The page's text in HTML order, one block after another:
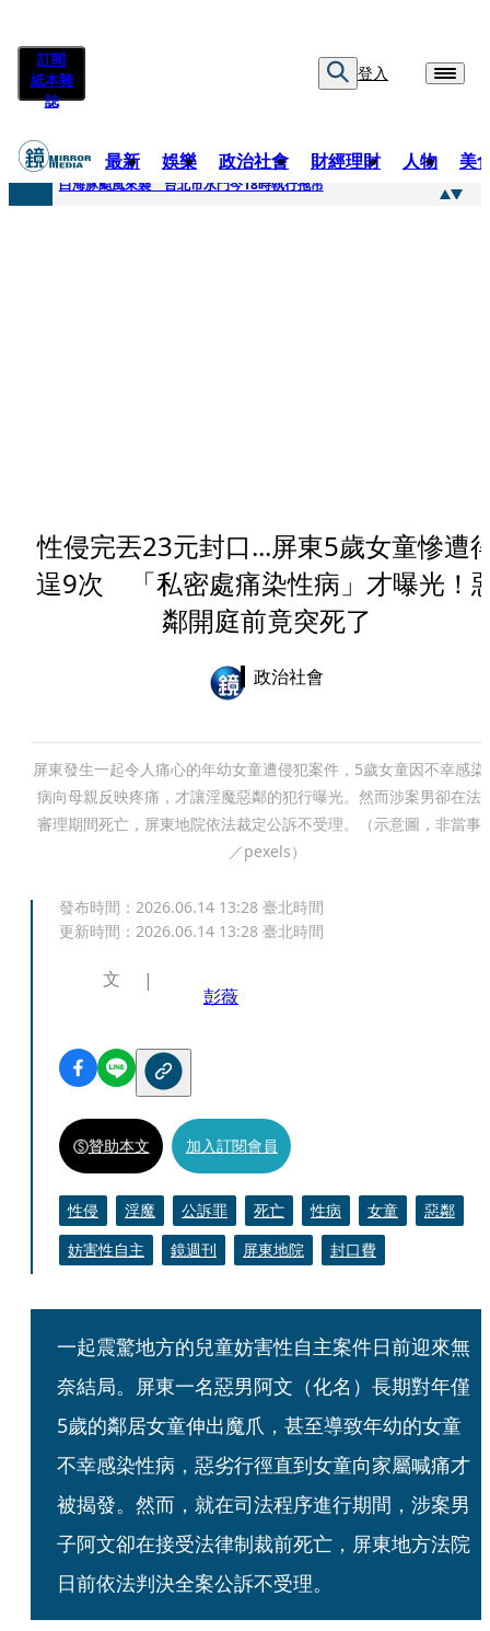
訂閱
紙本雜
誌
登入
最新 娛樂 政治社會 財經理財 人物 美
快訊
白海豚颱風來襲 台北市水門今18時執行拖吊
性侵完丟23元封口...屏東5歲女童慘遭
逞9次 「私密處痛染性病」才曝光！
鄰開庭前竟突死了
政治社會
屏東發生一起令人痛心的年幼女童遭侵犯案件，5歲女童因不幸感染
病向母親反映疼痛，才讓淫魔惡鄰的犯行曝光。然而涉案男卻在法
審理期間死亡，屏東地院依法裁定公訴不受理。（示意圖，非當事
／pexels）
發布時間： 2026.06.14 13:28 臺北時間
更新時間： 2026.06.14 13:28 臺北時間
文
彭薇
贊助本文 加入訂閱會員
性侵 淫魔 公訴罪 死亡 性病 女童
惡鄰
妨害性自主
鏡週刊 屏東地院 封口費
一起震驚地方的兒童妨害性自主案件日前迎來無
奈結局。屏東一名惡男阿文（化名）長期對年僅
5歲的鄰居女童伸出魔爪，甚至導致年幼的女童
不幸感染性病，惡劣行徑直到女童向家屬喊痛才
被揭發。然而，就在司法程序進行期間，涉案男
子阿文卻在接受法律制裁前死亡，屏東地方法院
日前依法判決全案公訴不受理。